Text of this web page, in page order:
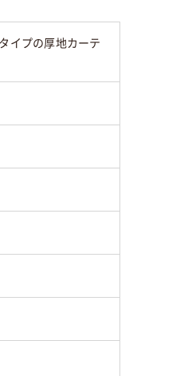
イプの厚地カーテ